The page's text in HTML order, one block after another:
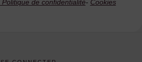
Politique de confidentialité- Cookies